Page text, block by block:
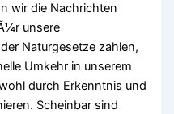
wir die Nachrichten
unsere
Naturgesetze zahlen,
Umkehr in unserem
durch Erkenntnis und
Scheinbar sind